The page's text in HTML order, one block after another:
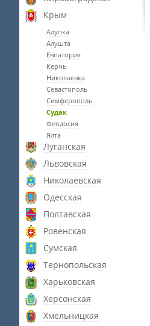
Крым
Алупка
Алушта
Евпатория
Керчь
Николаевка
Севастополь
Симферополь
Судак
Феодосия
Ялта
Луганская
Львовская
Николаевская
Одесская
Полтавская
Ровенская
Сумская
Тернопольская
Харьковская
Херсонская
Хмельницкая